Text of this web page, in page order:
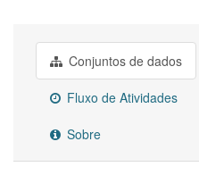
Conjuntos de dados
Fluxo de Atividades
Sobre